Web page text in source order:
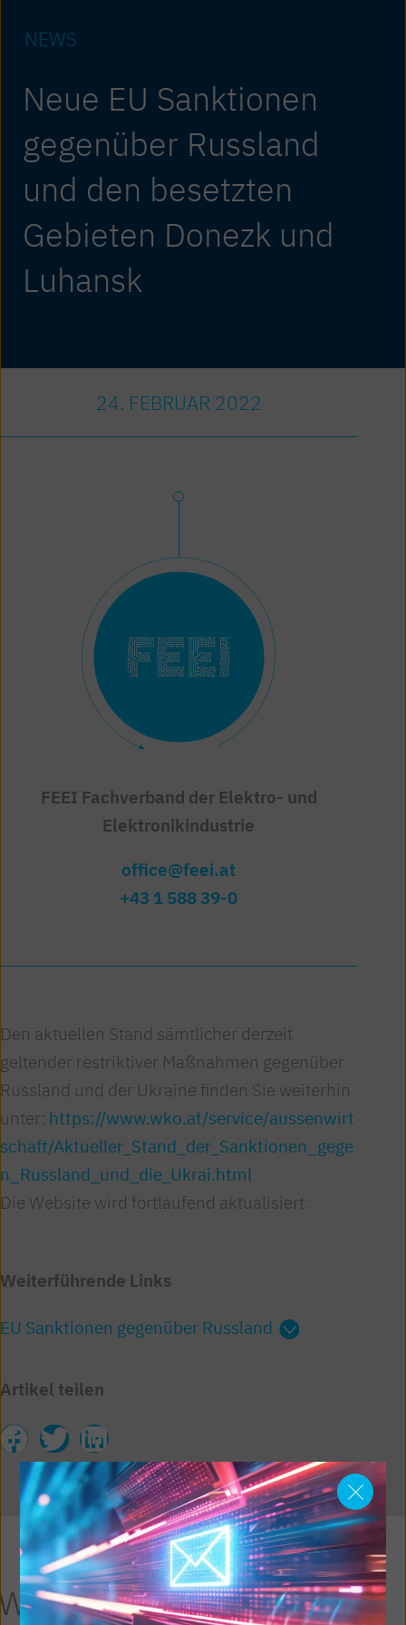
NEWS
Neue EU Sanktionen
gegenüber Russland
und den besetzten
Gebieten Donezk und
Luhansk
24. FEBRUAR 2022
FEEI Fachverband der Elektro- und
Elektronikindustrie
office@feei.at
+43 1 588 39-0
Den aktuellen Stand sämtlicher derzeit
geltender restriktiver Maßnahmen gegenüber
Russland und der Ukraine finden Sie weiterhin
unter: https://www.wko.at/service/aussenwirt
schaft/Aktueller_Stand_der_Sanktionen_gege
n_Russland_und_die_Ukrai.html
Die Website wird fortlaufend aktualisiert.
Weiterführende Links
EU Sanktionen gegenüber Russland
Artikel teilen
Artikel